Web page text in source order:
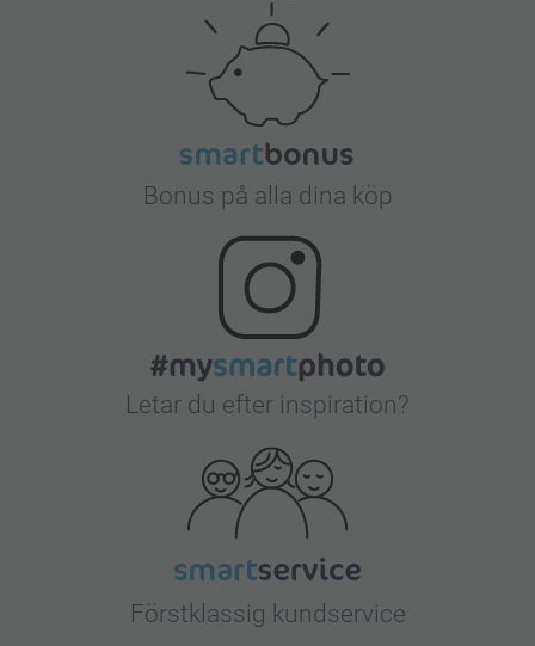
Bonus på alla dina köp
Letar du efter inspiration?
Förstklassig kundservice